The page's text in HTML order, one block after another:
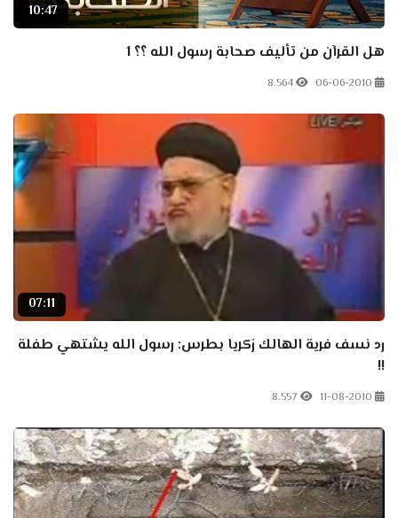
10:47
هل القرآن من تأليف صحابة رسول الله ؟؟ 1
06-06-2010
8.564
07:11
رد نسف فرية الهالك زكريا بطرس: رسول الله يشتهي طفلة
!!
11-08-2010
8.557